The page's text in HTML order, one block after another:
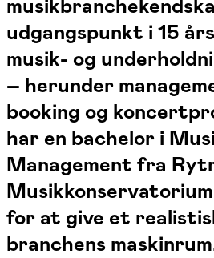
udgangspunkt i 15
musik- og
– herunder
booking og
har en bachelor i
Management fra
for at give et
branchens